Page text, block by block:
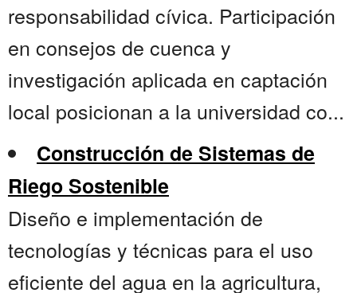
responsabilidad cívica. Participación
en consejos de cuenca y
investigación aplicada en captación
local posicionan a la universidad co...
Construcción de Sistemas de
Riego Sostenible
Diseño e implementación de
tecnologías y técnicas para el uso
eficiente del agua en la agricultura,